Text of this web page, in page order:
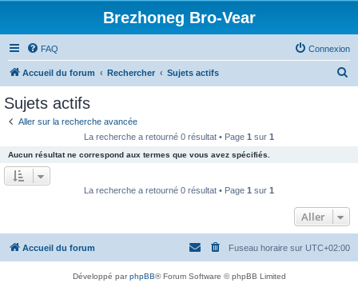
Brezhoneg Bro-Vear
FAQ Connexion
Accueil du forum Rechercher Sujets actifs
e
r
Sujets actifs
Aller sur la recherche avancée
La recherche a retourné 0 résultat • Page 1 sur 1
Aucun résultat ne correspond aux termes que vous avez spécifiés.
La recherche a retourné 0 résultat • Page 1 sur 1
Aller
Accueil du forum Fuseau horaire sur UTC+02:00
Développé parphpBB® Forum Software © phpBB Limited